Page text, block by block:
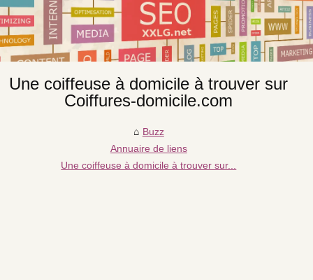
Une coiffeuse à domicile à trouver sur
Coiffures-domicile.com
Buzz
Annuaire de liens
Une coiffeuse à domicile à trouver sur...